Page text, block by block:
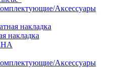
Аксессуары
накладка
накладка
Аксессуары